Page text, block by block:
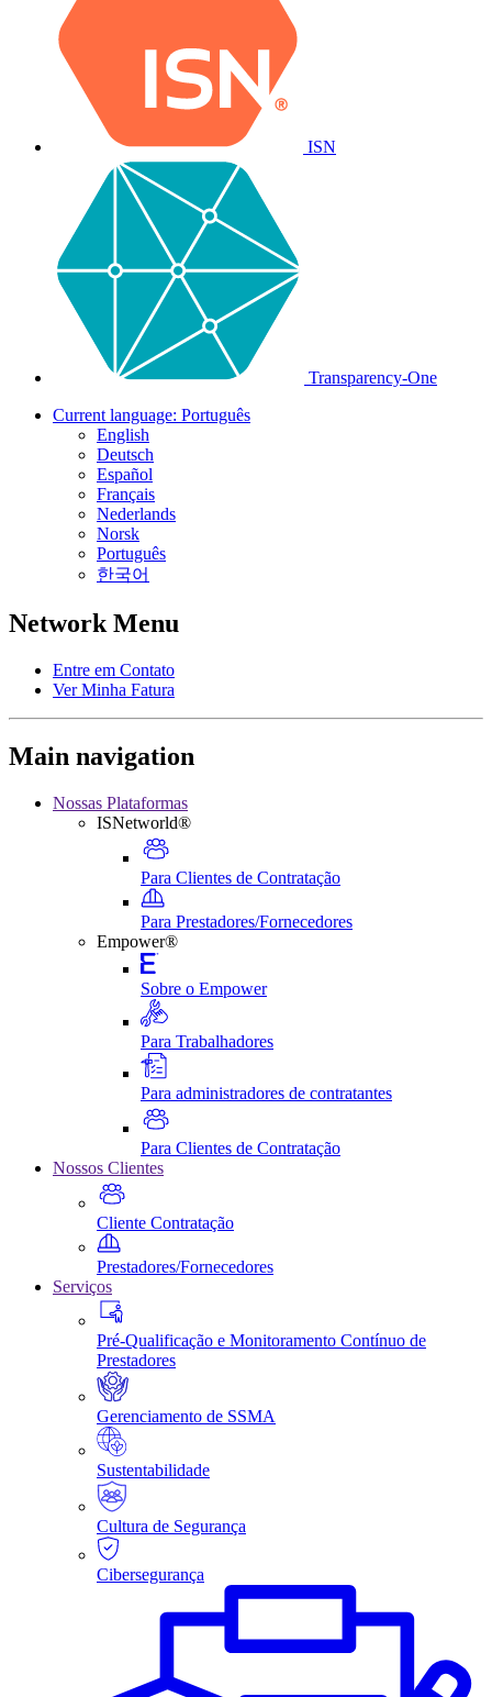
ISN
Transparency-One
Current language: Português
English
Deutsch
Español
Français
Nederlands
Norsk
Português
한국어
Network Menu
Entre em Contato
Ver Minha Fatura
Main navigation
Nossas Plataformas
ISNetworld®
Para Clientes de Contratação
Para Prestadores/Fornecedores
Empower®
Sobre o Empower
Para Trabalhadores
Para administradores de contratantes
Para Clientes de Contratação
Nossos Clientes
Cliente Contratação
Prestadores/Fornecedores
Serviços
Pré-Qualificação e Monitoramento Contínuo de
Prestadores
Gerenciamento de SSMA
Sustentabilidade
Cultura de Segurança
Cibersegurança